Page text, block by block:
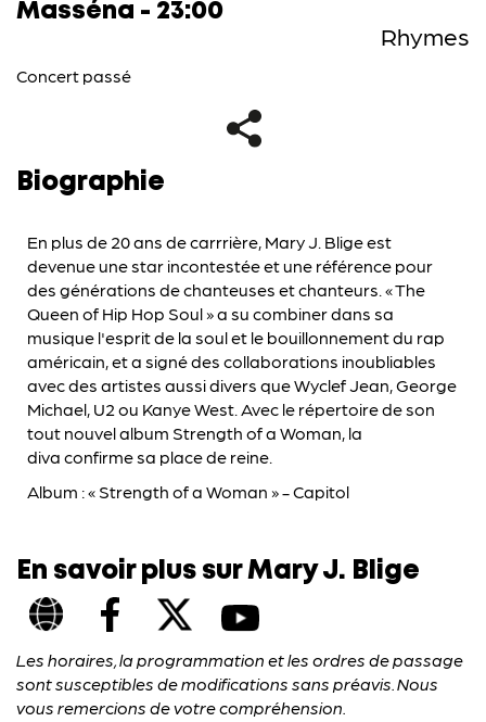
Masséna - 23:00
Rhymes
Concert passé
Biographie
En plus de 20 ans de carrrière, Mary J. Blige est
devenue une star incontestée et une référence pour
des générations de chanteuses et chanteurs. « The
Queen of Hip Hop Soul » a su combiner dans sa
musique l'esprit de la soul et le bouillonnement du rap
américain, et a signé des collaborations inoubliables
avec des artistes aussi divers que Wyclef Jean, George
Michael, U2 ou Kanye West. Avec le répertoire de son
tout nouvel album Strength of a Woman, la
diva confirme sa place de reine.
Album : « Strength of a Woman » - Capitol
En savoir plus sur Mary J. Blige
Les horaires, la programmation et les ordres de passage
sont susceptibles de modifications sans préavis. Nous
vous remercions de votre compréhension.